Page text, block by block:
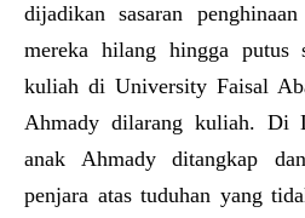
dijadikan sasaran
mereka hilang hingga putus
kuliah di University Faisal
Ahmady dilarang kuliah. Di
anak Ahmady ditangkap
penjara atas tuduhan yang